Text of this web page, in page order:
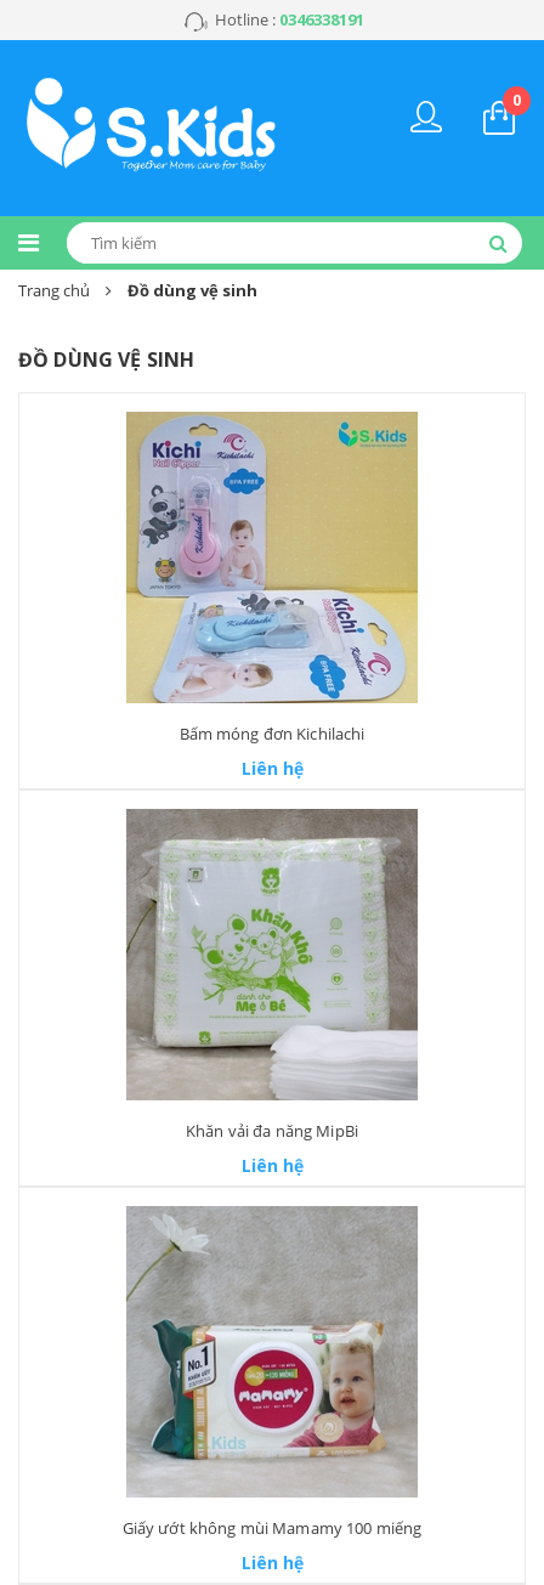
Hotline : 0346338191
0
Trang chủ Đồ dùng vệ sinh
ĐỒ DÙNG VỆ SINH
Bấm móng đơn Kichilachi
Liên hệ
Khăn vải đa năng MipBi
Liên hệ
Giấy ướt không mùi Mamamy 100 miếng
Liên hệ